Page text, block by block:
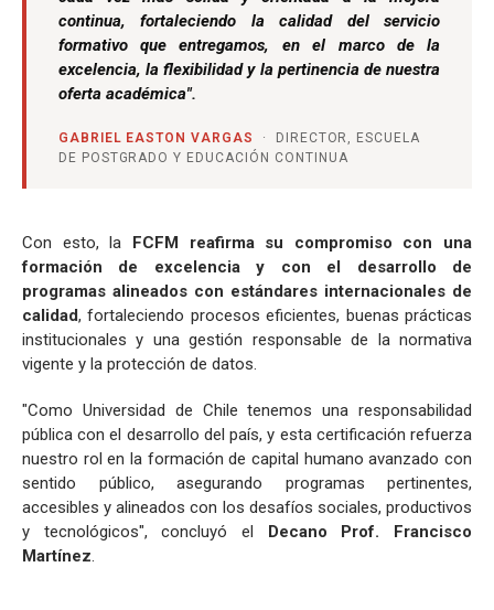
continua, fortaleciendo la calidad del servicio
formativo que entregamos, en el marco de la
excelencia, la flexibilidad y la pertinencia de nuestra
oferta académica".
GABRIEL EASTON VARGAS
· DIRECTOR, ESCUELA
DE POSTGRADO Y EDUCACIÓN CONTINUA
Con esto, la
FCFM reafirma su compromiso con una
formación de excelencia y con el desarrollo de
programas alineados con estándares internacionales de
calidad, fortaleciendo procesos eficientes, buenas prácticas
institucionales y una gestión responsable de la normativa
vigente y la protección de datos.
"Como Universidad de Chile tenemos una responsabilidad
pública con el desarrollo del país, y esta certificación refuerza
nuestro rol en la formación de capital humano avanzado con
sentido público, asegurando programas pertinentes,
accesibles y alineados con los desafíos sociales, productivos
y tecnológicos", concluyó el
Decano Prof. Francisco
Martínez.